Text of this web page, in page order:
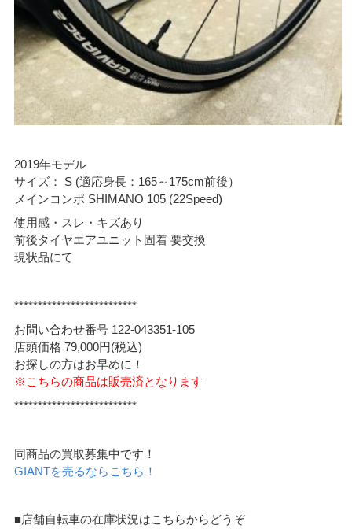
2019年モデル
サイズ： S (適応身長：165～175cm前後）
メインコンポ SHIMANO 105 (22Speed)
使用感・スレ・キズあり
前後タイヤエアユニット固着 要交換
現状品にて
**************************
お問い合わせ番号 122-043351-105
店頭価格 79,000円(税込)
お探しの方はお早めに！
※こちらの商品は販売済となります
**************************
同商品の買取募集中です！
GIANTを売るならこちら！
■店舗自転車の在庫状況はこちらからどうぞ